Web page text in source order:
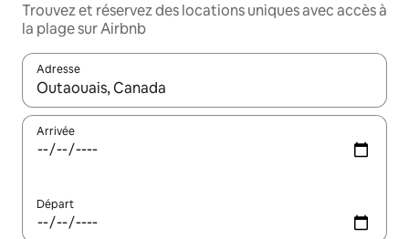
Trouvez et réservez des locations uniques avec accès à
la plage sur Airbnb
Adresse
Lorsque les résultats s'affichent, utilisez les flèches vers le
Arrivée
Départ